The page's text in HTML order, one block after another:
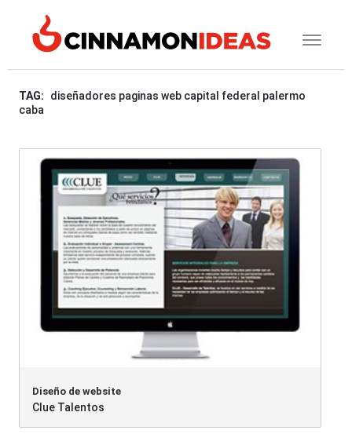
TAG:
diseñadores paginas web capital federal palermo
caba
Diseño de website
Clue Talentos